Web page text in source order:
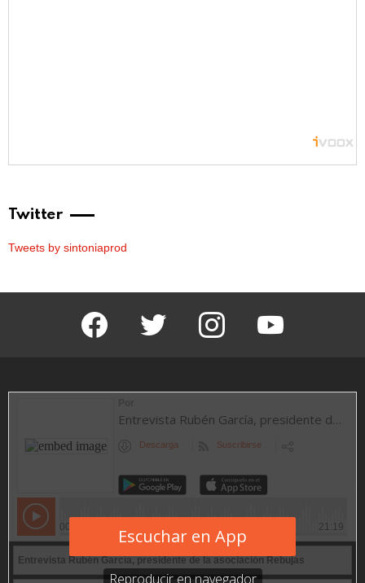
Twitter
Tweets by sintoniaprod
facebook twitter instagram